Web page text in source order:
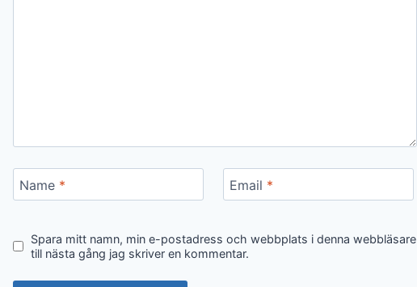
Name * Email *
Spara mitt namn, min e-postadress och webbplats i denna webbläsare
till nästa gång jag skriver en kommentar.